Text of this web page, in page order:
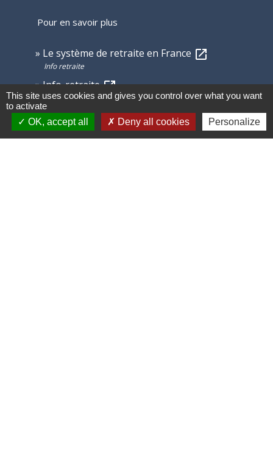
Pour en savoir plus
Le système de retraite en France open_in_new
Info retraite
Info-retraiteopen_in_new
Groupement d'intérêt public "Union retraite"
Signaler une erreur sur cette page
This site uses cookies and gives you control over what you want
to activate
OK, accept all
Deny all cookies Personalize